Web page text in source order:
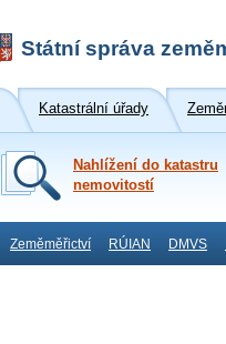
Státní správa
Katastrální úřady
Nahlížení do katastru
nemovitostí
Zeměměřictví RÚIAN DMVS